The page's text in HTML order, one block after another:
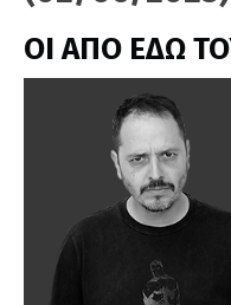
ΟΙ ΑΠΟ ΕΔΩ